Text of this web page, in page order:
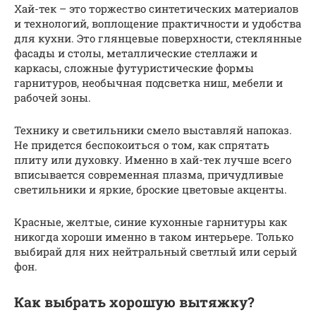
Хай-тек – это торжество синтетических материалов
и технологий, воплощение практичности и удобства
для кухни. Это глянцевые поверхности, стеклянные
фасады и столы, металлические стеллажи и
каркасы, сложные футуристические формы
гарнитуров, необычная подсветка ниш, мебели и
рабочей зоны.
Технику и светильники смело выставляй напоказ.
Не придется беспокоиться о том, как спрятать
плиту или духовку. Именно в хай-тек лучше всего
вписывается современная плазма, причудливые
светильники и яркие, броские цветовые акценты.
Красные, желтые, синие кухонные гарнитуры как
никогда хороши именно в таком интерьере. Только
выбирай для них нейтральный светлый или серый
фон.
Как выбрать хорошую вытяжку?